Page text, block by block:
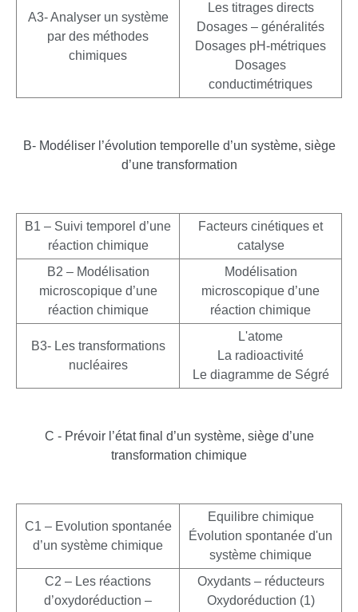
A3- Analyser un système
par des méthodes
chimiques
Les titrages directs
Dosages – généralités
Dosages pH-métriques
Dosages
conductimétriques
B- Modéliser l’évolution temporelle d’un système, siège
d’une transformation
B1 – Suivi temporel d’une
réaction chimique
Facteurs cinétiques et
catalyse
B2 – Modélisation
microscopique d’une
réaction chimique
Modélisation
microscopique d’une
réaction chimique
B3- Les transformations
nucléaires
L'atome
La radioactivité
Le diagramme de Ségré
C - Prévoir l’état final d’un système, siège d’une
transformation chimique
C1 – Evolution spontanée
d’un système chimique
Equilibre chimique
Évolution spontanée d'un
système chimique
C2 – Les réactions
d’oxydoréduction –
Oxydants – réducteurs
Oxydoréduction (1)